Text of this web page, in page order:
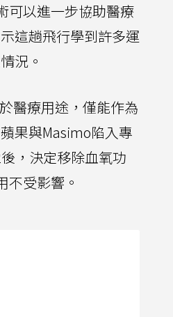
可以進一步協助醫療
這趟飛行學到許多運
況。
醫療用途，僅能作為
果與Masimo陷入專
，決定移除血氧功
不受影響。